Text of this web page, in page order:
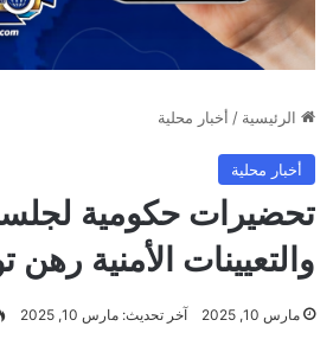
الرئيسية / أخبار محلية
أخبار محلية
تحضيرات حكومية
والتعيينات الأمنية
مارس 10, 2025 آخر تحديث: مارس 10, 2025